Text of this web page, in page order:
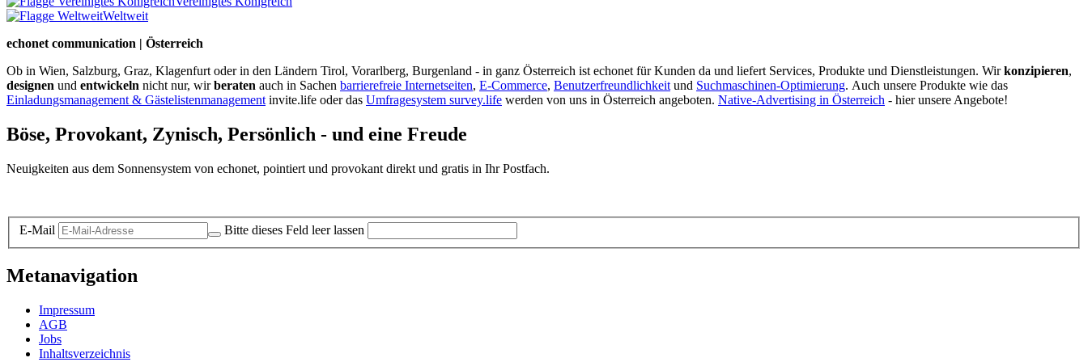
Weltweit
echonet communication | Österreich
Ob in Wien, Salzburg, Graz, Klagenfurt oder in den Ländern Tirol, Vorarlberg, Burgenland - in ganz Österreich ist echonet für Kunden da und liefert Services, Produkte und Dienstleistungen. Wirkonzipieren,
designen und entwickeln nicht nur, wirberaten auch in Sachen barrierefreie Internetseiten, E-Commerce, Benutzerfreundlichkeit und Suchmaschinen-Optimierung. Auch unsere Produkte wie das
Einladungsmanagement & Gästelistenmanagement invite.life oder das Umfragesystem survey.life werden von uns in Österreich angeboten. Native-Advertising in Österreich - hier unsere Angebote!
Böse, Provokant, Zynisch, Persönlich - und eine Freude
Neuigkeiten aus dem Sonnensystem von echonet, pointiert und provokant direkt und gratis in Ihr Postfach.
E-Mail Bitte dieses Feld leer lassen
Metanavigation
Impressum
AGB
Jobs
Inhaltsverzeichnis